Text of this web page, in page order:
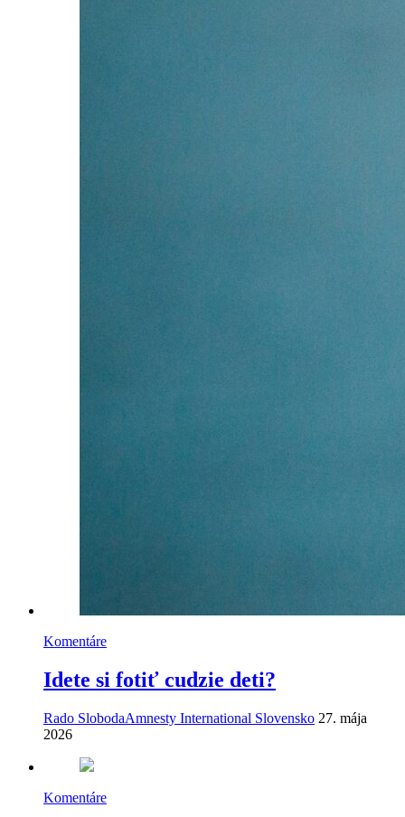
Komentáre
Idete si fotiť cudzie deti?
Rado SlobodaAmnesty International Slovensko 27. mája
2026
Komentáre